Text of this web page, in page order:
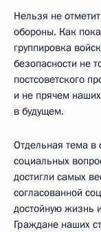
Нельзя не
обороны. Как
группировка
безопасности не
постсоветского
и не прячем
в будущем.
Отдельная тема в
социальных
достигли самых
согласованной
достойную жизнь
Граждане наших